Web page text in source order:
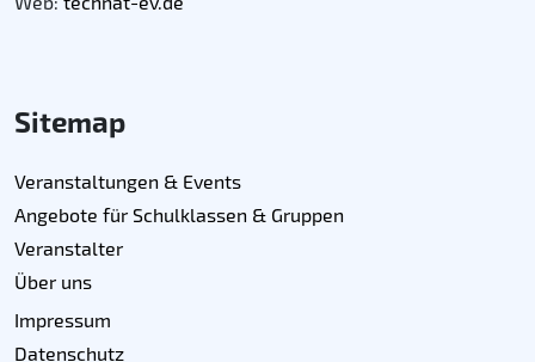
Sitemap
Veranstaltungen & Events
Angebote für Schulklassen & Gruppen
Veranstalter
Über uns
Impressum
Datenschutz